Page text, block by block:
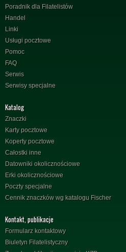
Poradnik dla Filatelistów
Handel
Linki
Usługi pocztowe
Pomoc
FAQ
Serwis
Serwisy specjalne
Katalog
Znaczki
Karty pocztowe
Koperty pocztowe
Całostki inne
Datowniki okolicznościowe
Erki okolicznościowe
Poczty specjalne
Cennik znaczków wg katalogu Fischer
Kontakt, publikacje
Formularz kontaktowy
Biuletyn Filatelistyczny